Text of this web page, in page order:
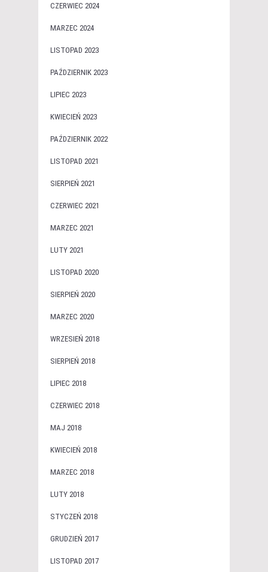
CZERWIEC 2024
MARZEC 2024
LISTOPAD 2023
PAŹDZIERNIK 2023
LIPIEC 2023
KWIECIEŃ 2023
PAŹDZIERNIK 2022
LISTOPAD 2021
SIERPIEŃ 2021
CZERWIEC 2021
MARZEC 2021
LUTY 2021
LISTOPAD 2020
SIERPIEŃ 2020
MARZEC 2020
WRZESIEŃ 2018
SIERPIEŃ 2018
LIPIEC 2018
CZERWIEC 2018
MAJ 2018
KWIECIEŃ 2018
MARZEC 2018
LUTY 2018
STYCZEŃ 2018
GRUDZIEŃ 2017
LISTOPAD 2017